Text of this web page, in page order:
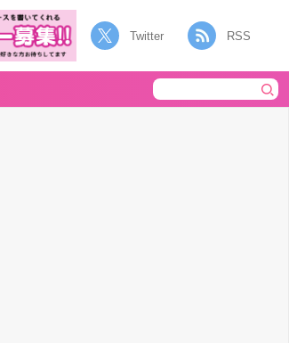
Twitter RSS